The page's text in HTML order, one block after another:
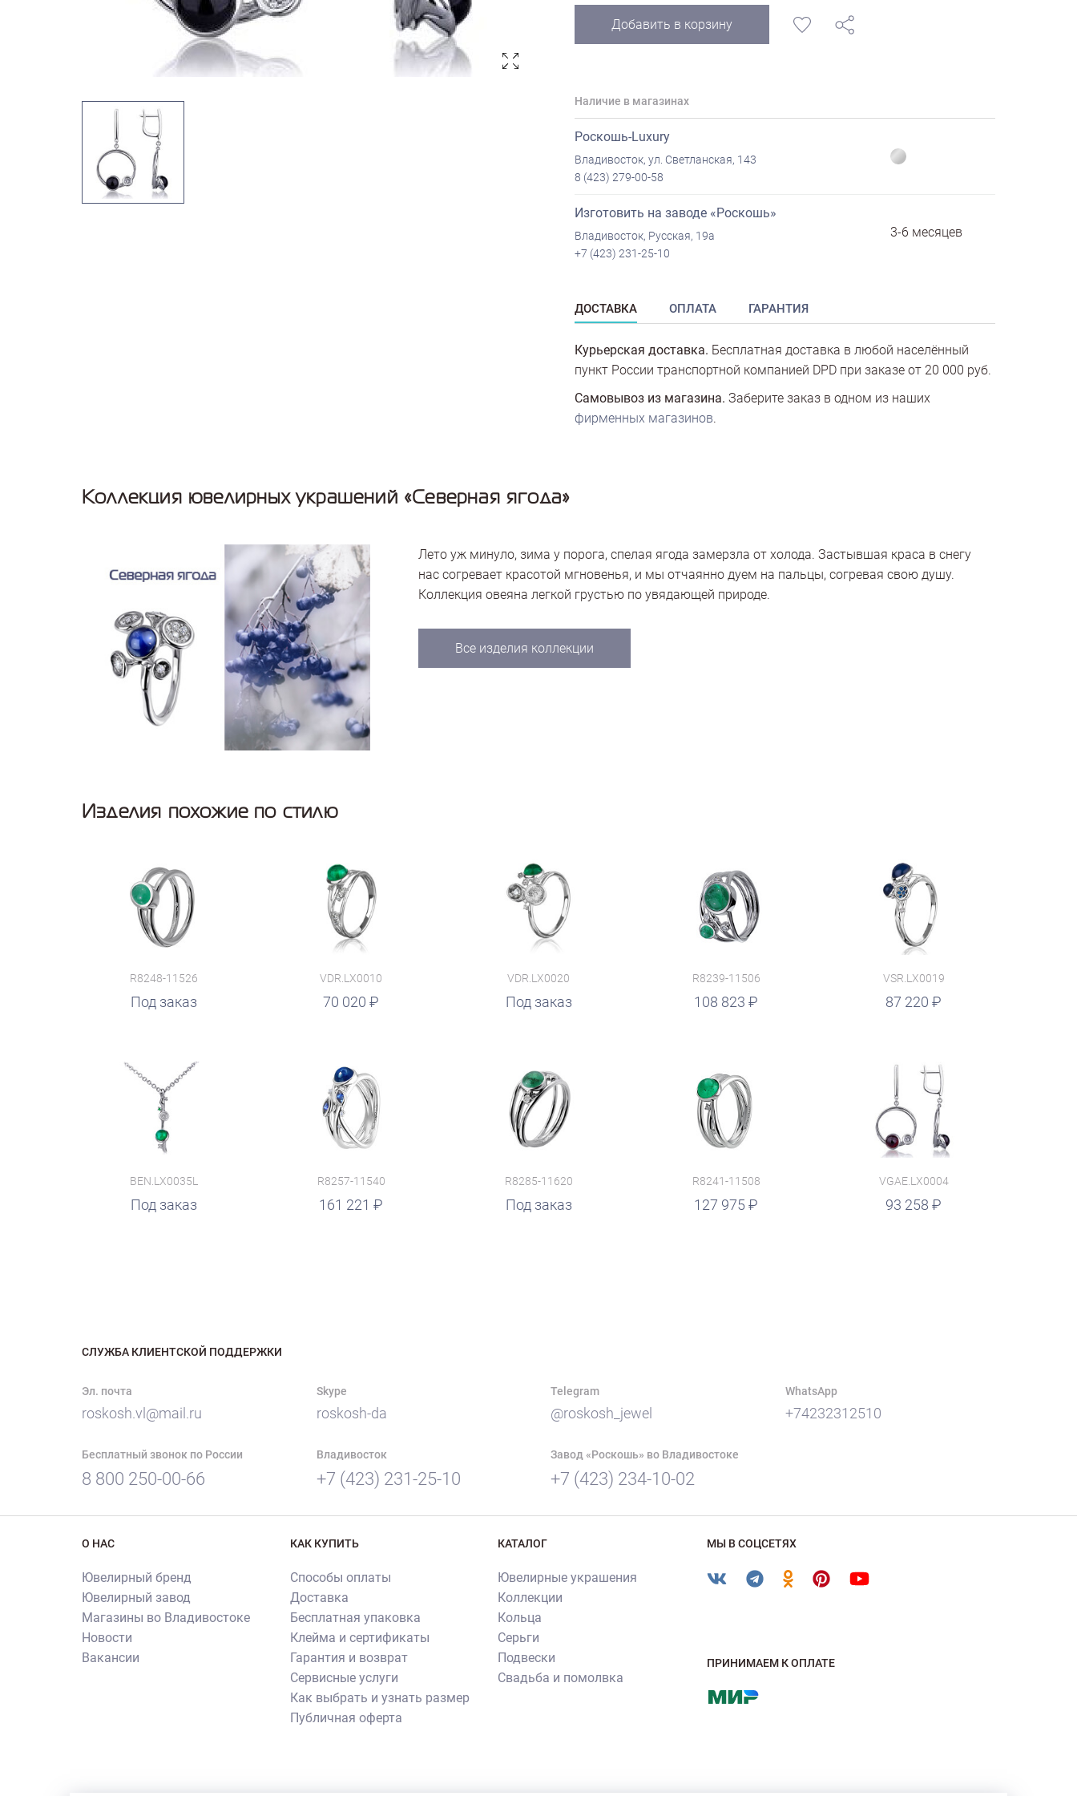
Добавить в корзину
Наличие в магазинах
Роскошь-Luxury
Владивосток, ул. Светланская, 143
8 (423) 279-00-58
Изготовить на заводе «Роскошь»
Владивосток, Русская, 19а
+7 (423) 231-25-10
3-6 месяцев
ДОСТАВКА ОПЛАТА ГАРАНТИЯ
Курьерская доставка. Бесплатная доставка в любой населённый
пункт России транспортной компанией DPD при заказе от 20 000 руб.
Самовывоз из магазина. Заберите заказ в одном из наших
фирменных магазинов.
Коллекция ювелирных украшений «Северная ягода»
Лето уж минуло, зима у порога, спелая ягода замерзла от холода. Застывшая краса в снегу
нас согревает красотой мгновенья, и мы отчаянно дуем на пальцы, согревая свою душу.
Коллекция овеяна легкой грустью по увядающей природе.
Все изделия коллекции
Изделия похожие по стилю
R8248-11526
Под заказ
VDR.LX0010
70 020
руб.
VDR.LX0020
Под заказ
R8239-11506
108 823
руб.
VSR.LX0019
87 220
руб.
BEN.LX0035L
Под заказ
R8257-11540
161 221
руб.
R8285-11620
Под заказ
R8241-11508
127 975
руб.
VGAE.LX0004
93 258
руб.
СЛУЖБА КЛИЕНТСКОЙ ПОДДЕРЖКИ
Эл. почта
roskosh.vl@mail.ru
Skype
roskosh-da
Telegram
@roskosh_jewel
WhatsApp
+74232312510
Бесплатный звонок по России
8 800 250-00-66
Владивосток
+7 (423) 231-25-10
Завод «Роскошь» во Владивостоке
+7 (423) 234-10-02
О НАС
Ювелирный бренд
Ювелирный завод
Магазины во Владивостоке
Новости
Вакансии
КАК КУПИТЬ
Способы оплаты
Доставка
Бесплатная упаковка
Клейма и сертификаты
Гарантия и возврат
Сервисные услуги
Как выбрать и узнать размер
Публичная оферта
КАТАЛОГ
Ювелирные украшения
Коллекции
Кольца
Серьги
Подвески
Свадьба и помолвка
МЫ В СОЦСЕТЯХ
ПРИНИМАЕМ К ОПЛАТЕ